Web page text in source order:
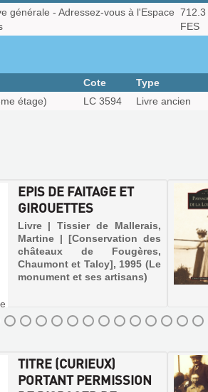
générale - Adressez-vous à l'Espace 712.3
FES
Cote Type
étage) LC 3594 Livre ancien
EPIS DE FAITAGE ET
GIROUETTES
Livre | Tissier de Mallerais,
Martine | [Conservation des
châteaux de Fougères,
Chaumont et Talcy], 1995 (Le
monument et ses artisans)
TITRE (CURIEUX)
PORTANT PERMISSION